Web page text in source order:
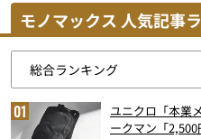
モノマックス 人気記事
ユニクロ「本業
ークマン「